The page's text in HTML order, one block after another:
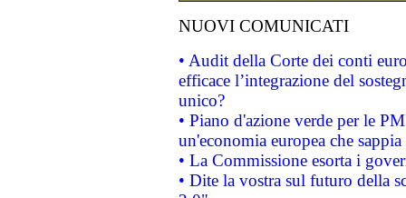
NUOVI COMUNICATI
• Audit della Corte dei conti
efficace l’integrazione del
unico?
• Piano d'azione verde per le
un'economia europea che
• La Commissione esorta i
• Dite la vostra sul futuro della